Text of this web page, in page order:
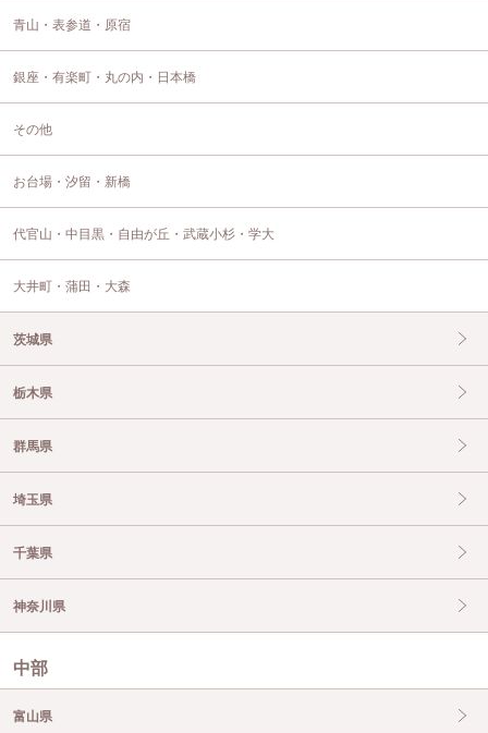
青山・表参道・原宿
銀座・有楽町・丸の内・日本橋
その他
お台場・汐留・新橋
代官山・中目黒・自由が丘・武蔵小杉・学大
大井町・蒲田・大森
茨城県
栃木県
群馬県
埼玉県
千葉県
神奈川県
中部
富山県